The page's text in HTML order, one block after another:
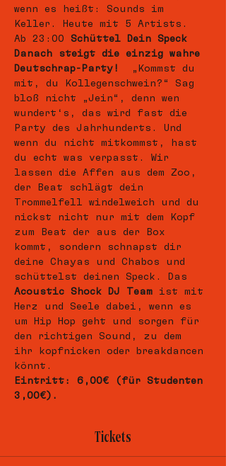
wenn es heißt: Sounds im
Keller. Heute mit 5 Artists.
Ab 23:00 Schüttel Dein Speck
Danach steigt die einzig wahre
Deutschrap-Party!
„Kommst du
mit, du Kollegenschwein?“ Sag
bloß nicht „Jein“, denn wen
wundert‘s, das wird fast die
Party des Jahrhunderts. Und
wenn du nicht mitkommst, hast
du echt was verpasst. Wir
lassen die Affen aus dem Zoo,
der Beat schlägt dein
Trommelfell windelweich und du
nickst nicht nur mit dem Kopf
zum Beat der aus der Box
kommt, sondern schnapst dir
deine Chayas und Chabos und
schüttelst deinen Speck. Das
Acoustic Shock DJ Team ist mit
Herz und Seele dabei, wenn es
um Hip Hop geht und sorgen für
den richtigen Sound, zu dem
ihr kopfnicken oder breakdancen
könnt.
Eintritt: 6,00€ (für Studenten
3,00€).
Tickets